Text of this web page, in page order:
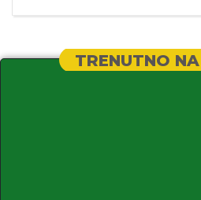
TRENUTNO